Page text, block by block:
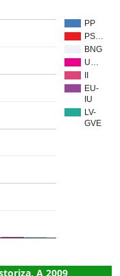
PP
PS…
BNG
U…
EU-
IU
LV-
GVE
A 2009